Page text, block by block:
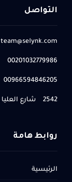
روابط هامة
الرئيسية
التواصل
team@selynk.com
00201032779986
00966594846205
2542 شارع العليا , حي الغدير الرياض 7605